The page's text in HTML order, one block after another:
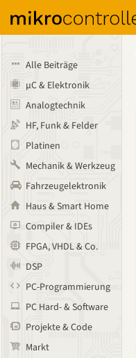
Alle Beiträge
µC & Elektronik
Analogtechnik
HF, Funk & Felder
Platinen
Mechanik & Werkzeug
Fahrzeugelektronik
Haus & Smart Home
Compiler & IDEs
FPGA, VHDL & Co.
DSP
PC-Programmierung
PC Hard- & Software
Projekte & Code
Markt